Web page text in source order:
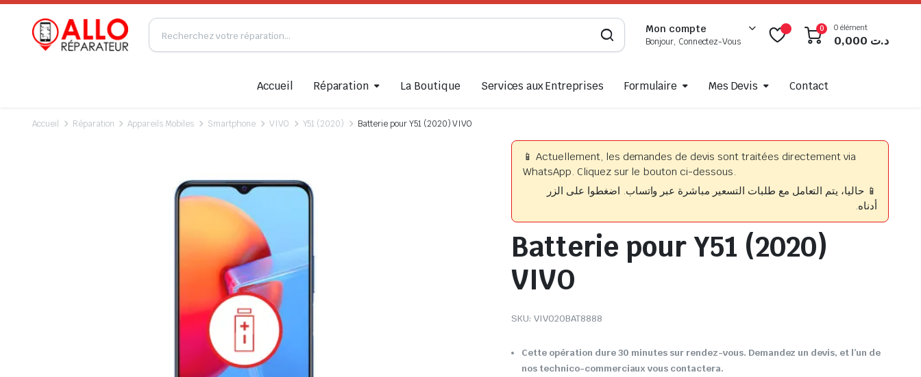
Mon compte
Bonjour, Connectez-Vous
0 0 élément
د.ت
Accueil Réparation La Boutique Services aux Entreprises Formulaire Mes Devis Contact
Accueil Réparation Appareils Mobiles Smartphone VIVO Y51 (2020) Batterie pour Y51 (2020) VIVO
📱 Actuellement, les demandes de devis sont traitées directement via
WhatsApp. Cliquez sur le bouton ci-dessous.
📱 حاليا، يتم التعامل مع طلبات التسعير مباشرة عبر واتساب. اضغطوا على الزر
أدناه.
Batterie pour Y51 (2020)
VIVO
SKU: VIV020BAT8888
Cette opération dure 30 minutes sur rendez-vous. Demandez un devis, et l’un de
nos technico-commerciaux vous contactera.